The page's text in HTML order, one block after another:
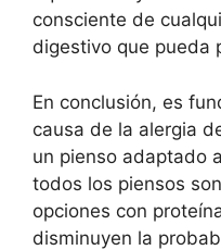
consciente de
digestivo que pueda
En conclusión, es
causa de la alergia
un pienso adaptado
todos los piensos
opciones con
disminuyen la